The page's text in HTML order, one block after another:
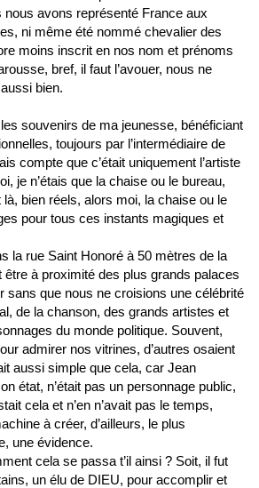
nous avons représenté France aux
ni même été nommé chevalier des
moins inscrit en nos nom et prénoms
bref, il faut l’avouer, nous ne
bien.
souvenirs de ma jeunesse, bénéficiant
toujours par l’intermédiaire de
compte que c’était uniquement l’artiste
je n’étais que la chaise ou le bureau,
là, bien réels, alors moi, la chaise ou le
pour tous ces instants magiques et
la rue Saint Honoré à 50 mètres de la
être à proximité des plus grands palaces
sans que nous ne croisions une célébrité
de la chanson, des grands artistes et
du monde politique. Souvent,
admirer nos vitrines, d’autres osaient
aussi simple que cela, car Jean
état, n’était pas un personnage public,
cela et n’en n’avait pas le temps,
à créer, d’ailleurs, le plus
une évidence.
cela se passa t’il ainsi ? Soit, il fut
un élu de DIEU, pour accomplir et